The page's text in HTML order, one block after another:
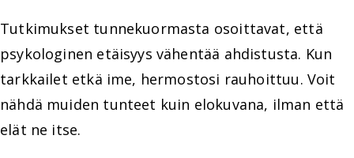
Tutkimukset tunnekuormasta osoittavat, että
psykologinen etäisyys vähentää ahdistusta. Kun
tarkkailet etkä ime, hermostosi rauhoittuu. Voit
nähdä muiden tunteet kuin elokuvana, ilman että
elät ne itse.